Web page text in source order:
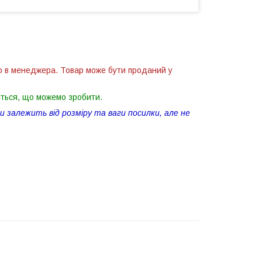
в менеджера. Товар може бути проданий у
що можемо зробити.
від розміру та ваги посилки, але не